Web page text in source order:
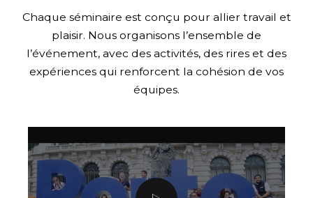
Chaque séminaire est conçu pour allier travail et
plaisir. Nous organisons l’ensemble de
l’événement, avec des activités, des rires et des
expériences qui renforcent la cohésion de vos
équipes.